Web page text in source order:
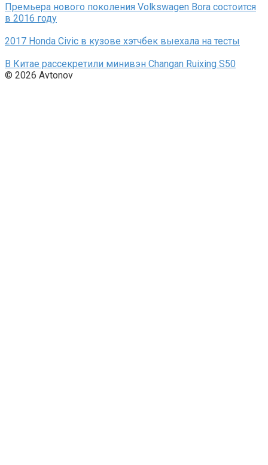
Премьера нового поколения Volkswagen Bora состоится
в 2016 году
2017 Honda Civic в кузове хэтчбек выехала на тесты
В Китае рассекретили минивэн Changan Ruixing S50
© 2026 Avtonov